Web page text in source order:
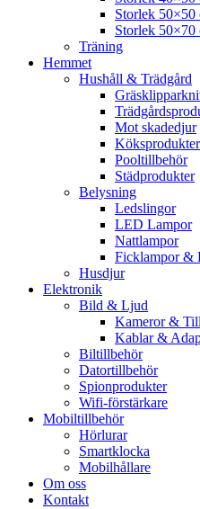
Storlek 50×50
Storlek 50×70
Träning
Hemmet
Hushåll & Trädgård
Mot skadedjur
Köksprodukter
Pooltillbehör
Städprodukter
Belysning
Ledslingor
LED Lampor
Nattlampor
Ficklampor &
Husdjur
Elektronik
Bild & Ljud
Kameror &
Kablar &
Biltillbehör
Datortillbehör
Spionprodukter
Wifi-förstärkare
Mobiltillbehör
Hörlurar
Smartklocka
Mobilhållare
Om oss
Kontakt